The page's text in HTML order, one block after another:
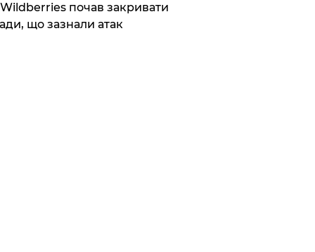
почав закривати
що зазнали атак